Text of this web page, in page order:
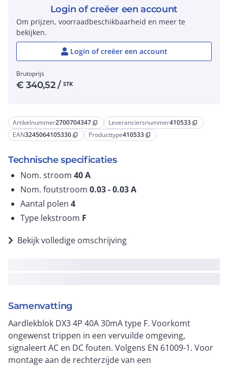
Artikelnummer2700704347 content_copy Leveranciersnummer410533 content_copy
EAN3245064105330 content_copy Producttype410533 content_copy
Technische specificaties
Nom. stroom 40A
Nom. foutstroom 0.03 - 0.03A
Aantal polen 4
Type lekstroom F
Bekijk volledige omschrijving
Samenvatting
Aardlekblok DX3 4P 40A 30mA type F. Voorkomt
ongewenst trippen in een vervuilde omgeving,
signaleert AC en DC fouten. Volgens EN 61009-1. Voor
montage aan de rechterzijde van een
Login of creëer een account
Om prijzen, voorraadbeschikbaarheid en meer te
bekijken.
Login of creëer een account
Brutoprijs
€340,52/ STK